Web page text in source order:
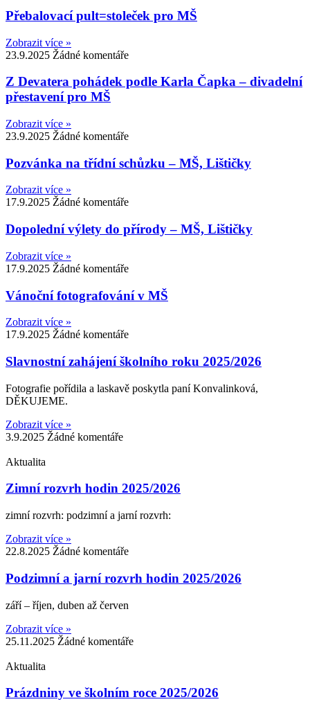
Přebalovací pult=stoleček pro MŠ
Zobrazit více »
23.9.2025 Žádné komentáře
Z Devatera pohádek podle Karla Čapka – divadelní
přestavení pro MŠ
Zobrazit více »
23.9.2025 Žádné komentáře
Pozvánka na třídní schůzku – MŠ, Lištičky
Zobrazit více »
17.9.2025 Žádné komentáře
Dopolední výlety do přírody – MŠ, Lištičky
Zobrazit více »
17.9.2025 Žádné komentáře
Vánoční fotografování v MŠ
Zobrazit více »
17.9.2025 Žádné komentáře
Slavnostní zahájení školního roku 2025/2026
Fotografie pořídila a laskavě poskytla paní Konvalinková,
DĚKUJEME.
Zobrazit více »
3.9.2025 Žádné komentáře
Aktualita
Zimní rozvrh hodin 2025/2026
zimní rozvrh: podzimní a jarní rozvrh:
Zobrazit více »
22.8.2025 Žádné komentáře
Podzimní a jarní rozvrh hodin 2025/2026
září – říjen, duben až červen
Zobrazit více »
25.11.2025 Žádné komentáře
Aktualita
Prázdniny ve školním roce 2025/2026